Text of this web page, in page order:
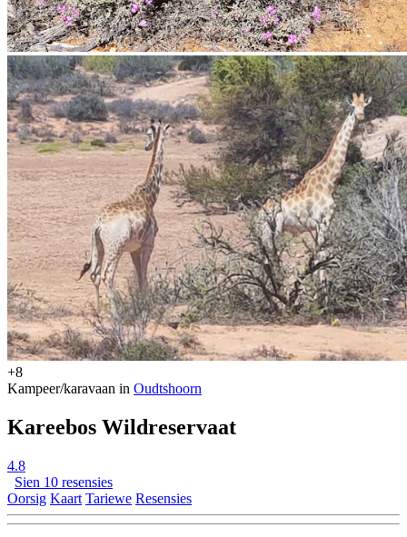
+8
Kampeer/karavaan in Oudtshoorn
Kareebos Wildreservaat
4.8
Sien 10 resensies
Oorsig Kaart Tariewe Resensies